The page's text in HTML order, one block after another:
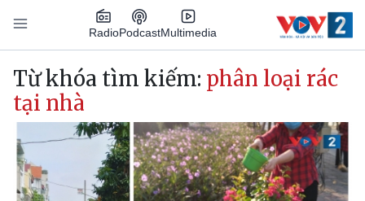
Nhảy đến nội dung
RadioPodcastMultimedia
Main navigation
Từ khóa tìm kiếm: phân loại rác
tại nhà